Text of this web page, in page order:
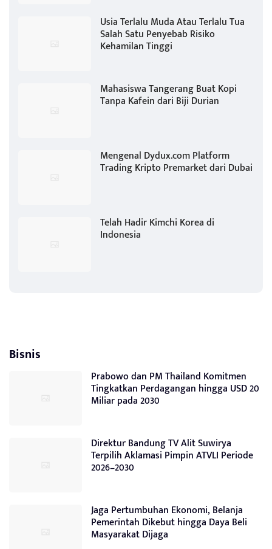
Usia Terlalu Muda Atau Terlalu Tua
Salah Satu Penyebab Risiko
Kehamilan Tinggi
Mahasiswa Tangerang Buat Kopi
Tanpa Kafein dari Biji Durian
Mengenal Dydux.com Platform
Trading Kripto Premarket dari Dubai
Telah Hadir Kimchi Korea di
Indonesia
Bisnis
Prabowo dan PM Thailand Komitmen
Tingkatkan Perdagangan hingga USD 20
Miliar pada 2030
Direktur Bandung TV Alit Suwirya
Terpilih Aklamasi Pimpin ATVLI Periode
2026–2030
Jaga Pertumbuhan Ekonomi, Belanja
Pemerintah Dikebut hingga Daya Beli
Masyarakat Dijaga